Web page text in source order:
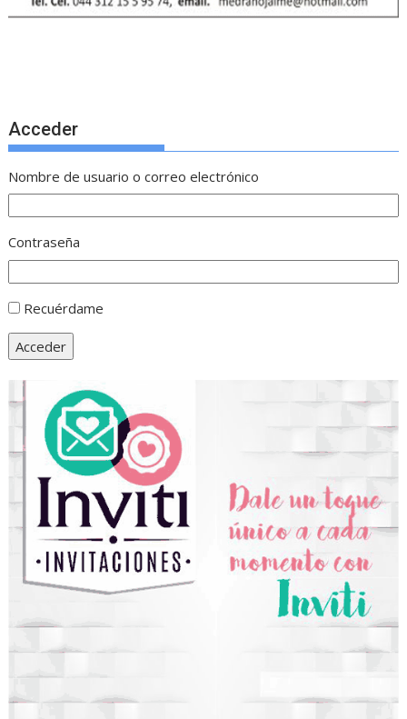
Acceder
Nombre de usuario o correo electrónico
Contraseña
Recuérdame
Acceder